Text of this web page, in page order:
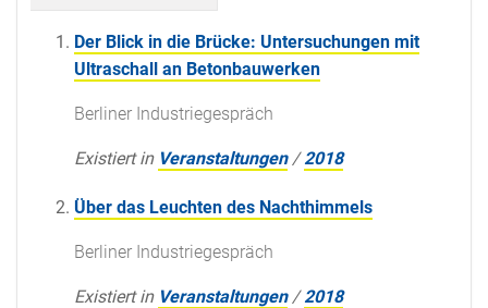
Der Blick in die Brücke: Untersuchungen mit
Ultraschall an Betonbauwerken
Berliner Industriegespräch
Existiert in Veranstaltungen /2018
Über das Leuchten des Nachthimmels
Berliner Industriegespräch
Existiert in Veranstaltungen /2018